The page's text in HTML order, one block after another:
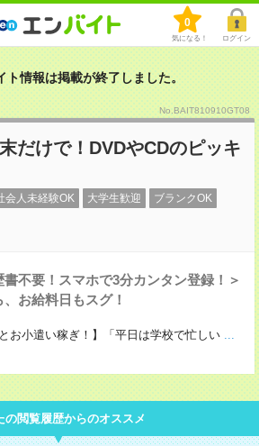
0
気になる！ ログイン
ト情報は掲載が終了しました。
No.BAIT810910GT08
だけで！DVDやCDのピッキ
会人未経験OK 大学生歓迎 ブランクOK
書不要！スマホで3分カンタン登録！＞
、お給料日もスグ！
お小遣い稼ぎ！】「平日は学校で忙しい ...
の閲覧履歴からのオススメ